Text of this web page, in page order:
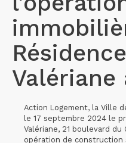
Valériane
Action Logement, la Ville
le 17 septembre 2024 le
Valériane, 21 boulevard
opération de construction